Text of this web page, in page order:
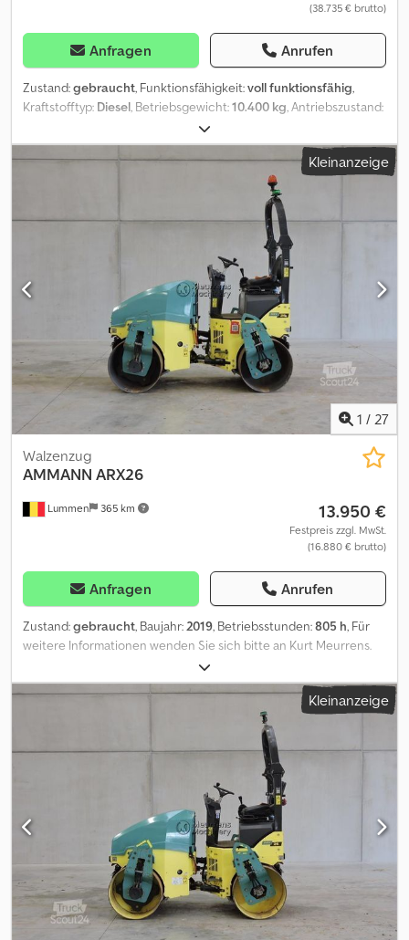
(38.735 € brutto)
Anfragen Anrufen
Zustand:gebraucht, Funktionsfähigkeit:voll funktionsfähig,
Kraftstofftyp: Diesel, Betriebsgewicht:10.400 kg, Antriebszustand:
, Betriebsstunden:
Baujahr: 2017 Kraftstoff: Diesel Eigengewicht: 10.400 kg Leistung:
74,4 kW Max. Arbeitsbreite: 1,68 m Betriebsstunden: 3.251
Transportabmessungen: 4.720 x 1.800 x 3.000 mm Verfügbarkeit:
auf Lager Beschreibung: Die Maschine befindet sich in einem
guten Zustand, Motor und Hydraulikanlage sind sehr sauber und
funktionieren einwandfrei. Der Preis versteht sich als Netto-
Export. Für Rückfragen zur Maschine schreiben Sie mir bitte eine
E-Mail. Dodpfxewhctce Ankokr Wir sprechen: - Englisch -
Deutsch - Ungarisch
Kleinanzeige
1 / 27
Lummen 365 km
Walzenzug
AMMANN ARX26
13.950 €
Festpreis zzgl. MwSt.
(16.880 € brutto)
Anfragen Anrufen
Zustand:gebraucht, Baujahr: 2019, Betriebsstunden:805 h, Für
weitere Informationen wenden Sie sich bitte an Kurt Meurrens.
Kleinanzeige